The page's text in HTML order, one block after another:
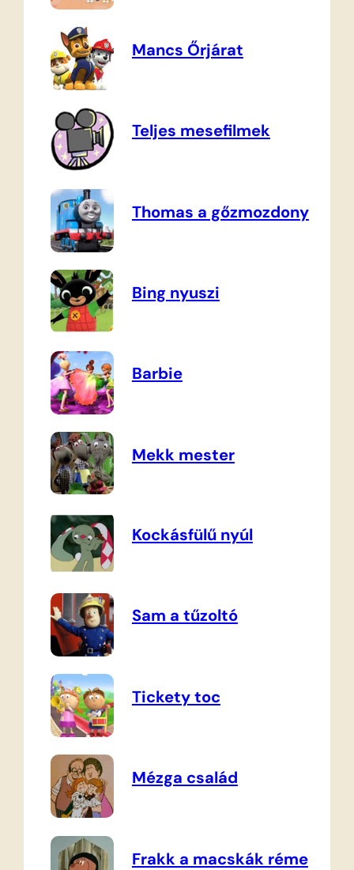
Mancs Őrjárat
Teljes mesefilmek
Thomas a gőzmozdony
Bing nyuszi
Barbie
Mekk mester
Kockásfülű nyúl
Sam a tűzoltó
Tickety toc
Mézga család
Frakk a macskák réme